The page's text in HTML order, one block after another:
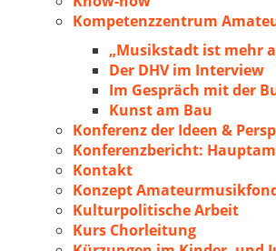
Kompetenzzentrum
„Musikstadt ist mehr
Der DHV im Interview
Im Gespräch mit der
Kunst am Bau
Konferenz der Ideen &
Konferenzbericht:
Kontakt
Konzept
Kulturpolitische Arbeit
Kurs Chorleitung